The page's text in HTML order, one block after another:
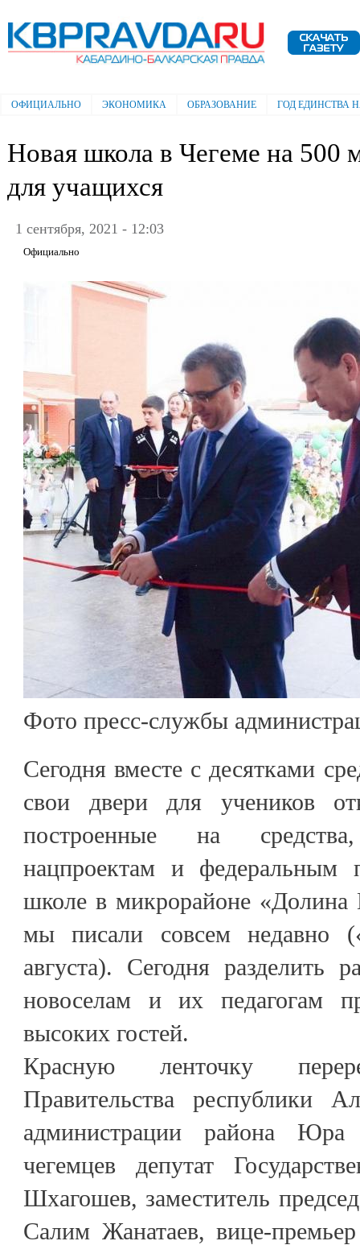
Электронная газета "Кабардино-
Балкарская правда"
Главное меню
ОФИЦИАЛЬНО ЭКОНОМИКА ОБРАЗОВАНИЕ ГОД ЕДИНСТВА
Новая школа в Чегеме на 500
для учащихся
1 сентября, 2021 - 12:03
Официально
Фото пресс-службы
Сегодня вместе с десятками
свои двери для учеников
построенные на
нацпроектам и
школе в микрорайоне «Долина
мы писали совсем
августа). Сегодня разделить
новоселам и их педагогам
высоких гостей.
Красную ленточку
Правительства республики
администрации района Юра
чегемцев депутат
Шхагошев, заместитель
Салим Жанатаев, вице-